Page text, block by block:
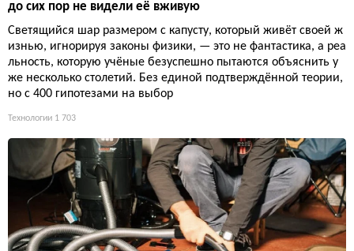
до сих пор не видели её вживую
Светящийся шар размером с капусту, который живёт своей ж
изнью, игнорируя законы физики, — это не фантастика, а реа
льность, которую учёные безуспешно пытаются объяснить у
же несколько столетий. Без единой подтверждённой теории,
но с 400 гипотезами на выбор
Технологии 1 703